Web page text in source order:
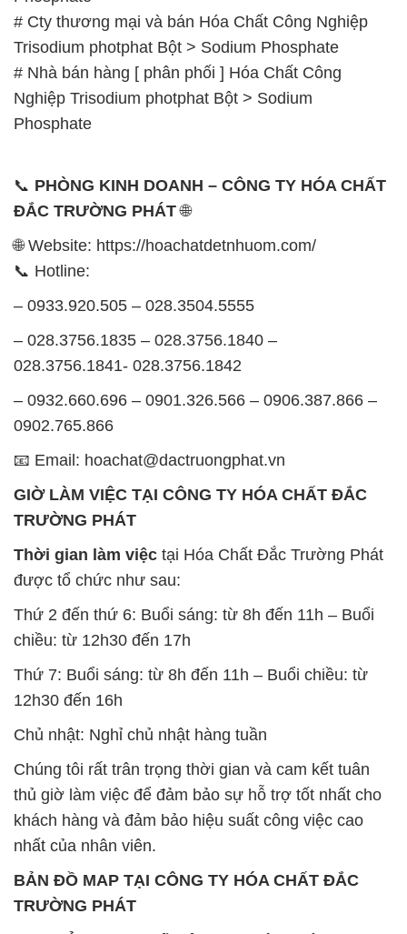
Phosphate
📞PHÒNG KINH DOANH – CÔNG TY HÓA CHẤT
ĐẮC TRƯỜNG PHÁT🌐
🌐 Website: https://hoachatdetnhuom.com/
– 0933.920.505 – 028.3504.5555
028.3756.1841- 028.3756.1842
0902.765.866
📧 Email: hoachat@dactruongphat.vn
TRƯỜNG PHÁT
được tổ chức như sau:
Thứ 2 đến thứ 6: Buổi sáng: từ 8h đến 11h – Buổi
chiều: từ 12h30 đến 17h
Thứ 7: Buổi sáng: từ 8h đến 11h – Buổi chiều: từ
12h30 đến 16h
Chủ nhật: Nghỉ chủ nhật hàng tuần
thủ giờ làm việc để đảm bảo sự hỗ trợ tốt nhất cho
khách hàng và đảm bảo hiệu suất công việc cao
nhất của nhân viên.
BẢN ĐỒ MAP TẠI CÔNG TY HÓA CHẤT ĐẮC
TRƯỜNG PHÁT
ĐỊA CHỈ: 1229C Quốc lộ 1A, Phường Bình Trị
Đông B, Quận Bình Tân, Sài Gòn TP. Hồ Chí
Minh